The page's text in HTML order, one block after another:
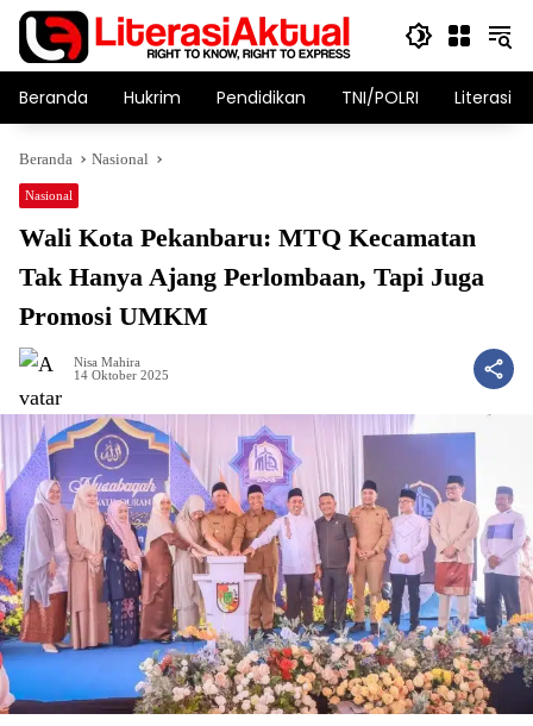
Langsung
konten
Beranda Hukrim Pendidikan TNI/POLRI Literasi
Beranda Nasional
Nasional
Wali Kota Pekanbaru: MTQ Kecamatan
Tak Hanya Ajang Perlombaan, Tapi Juga
Promosi UMKM
Nisa Mahira
14 Oktober 2025